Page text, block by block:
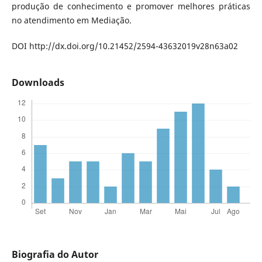
produção de conhecimento e promover melhores práticas
no atendimento em Mediação.
DOI http://dx.doi.org/10.21452/2594-43632019v28n63a02
Downloads
Biografia do Autor